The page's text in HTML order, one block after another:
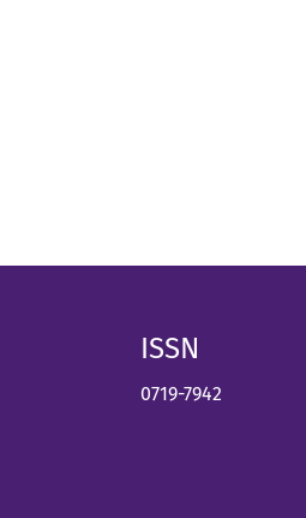
ISSN
0719-7942